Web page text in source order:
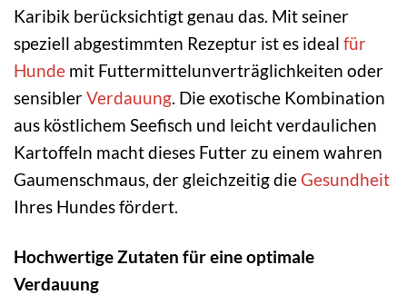
Karibik berücksichtigt genau das. Mit seiner
speziell abgestimmten Rezeptur ist es ideal für
Hunde mit Futtermittelunverträglichkeiten oder
sensiblerVerdauung. Die exotische Kombination
aus köstlichem Seefisch und leicht verdaulichen
Kartoffeln macht dieses Futter zu einem wahren
Gaumenschmaus, der gleichzeitig die Gesundheit
Ihres Hundes fördert.
Hochwertige Zutaten für eine optimale
Verdauung